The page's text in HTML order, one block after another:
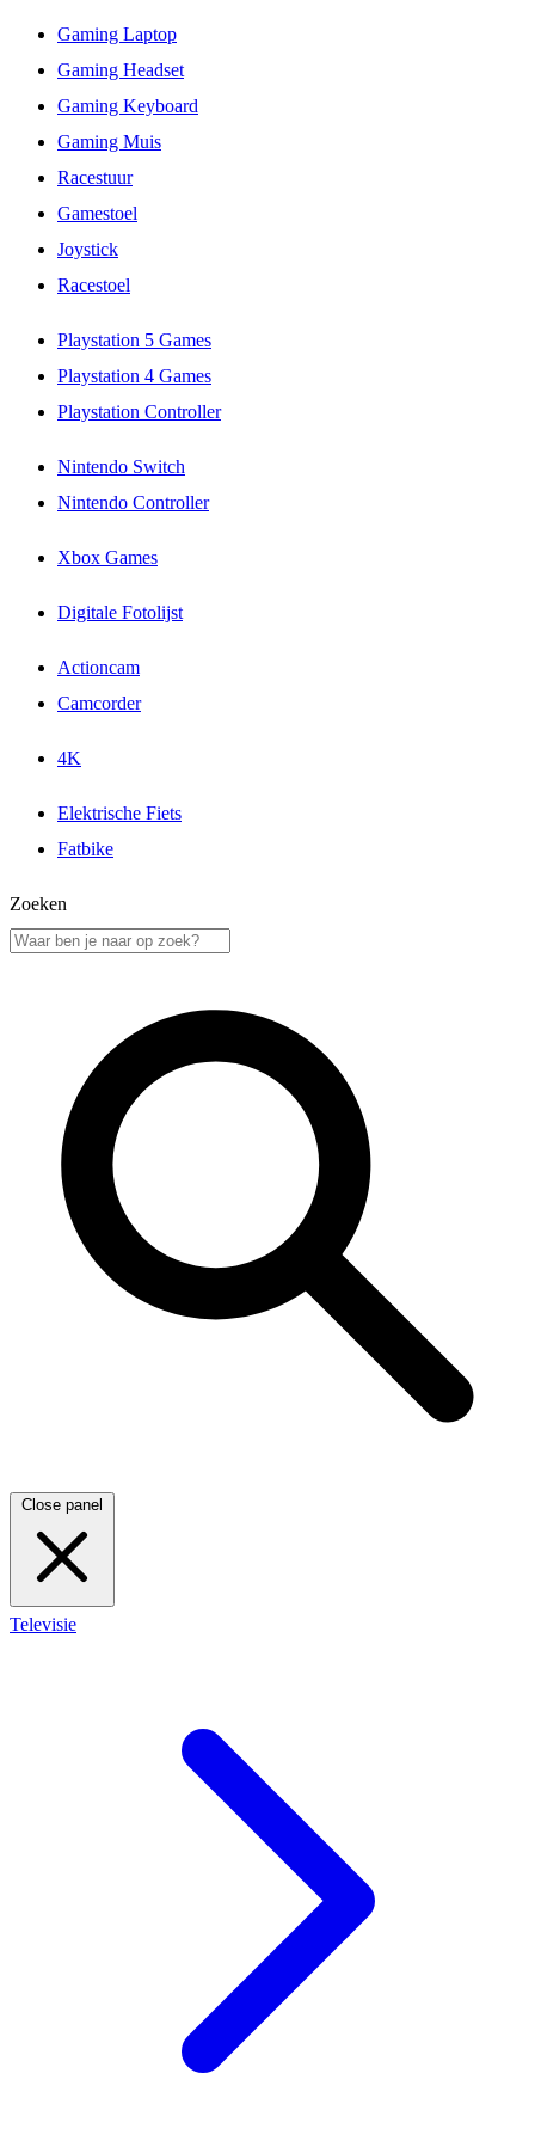
Gaming Laptop
Gaming Headset
Gaming Keyboard
Gaming Muis
Racestuur
Gamestoel
Joystick
Racestoel
Playstation 5 Games
Playstation 4 Games
Playstation Controller
Nintendo Switch
Nintendo Controller
Xbox Games
Digitale Fotolijst
Actioncam
Camcorder
4K
Elektrische Fiets
Fatbike
Zoeken
Close panel
Televisie